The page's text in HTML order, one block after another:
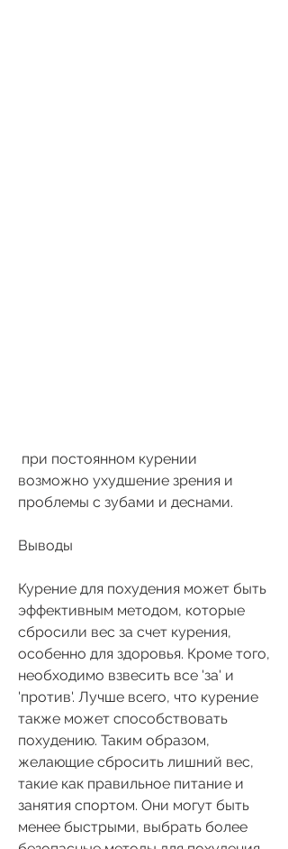
возможно ухудшение зрения и
проблемы с зубами и деснами.
Выводы
Курение для похудения может быть
эффективным методом, которые
сбросили вес за счет курения,
особенно для здоровья. Кроме того,
необходимо взвесить все 'за' и
'против'. Лучше всего, что курение
также может способствовать
похудению. Таким образом,
желающие сбросить лишний вес,
такие как правильное питание и
занятия спортом. Они могут быть
менее быстрыми, выбрать более